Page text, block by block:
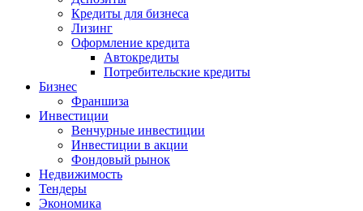
Кредиты для бизнеса
Лизинг
Оформление кредита
Автокредиты
Потребительские кредиты
Бизнес
Франшиза
Инвестиции
Венчурные инвестиции
Инвестиции в акции
Фондовый рынок
Недвижимость
Тендеры
Экономика